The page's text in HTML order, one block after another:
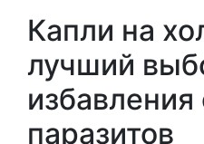
Капли на
лучший
избавления
паразитов